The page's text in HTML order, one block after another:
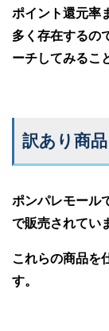
ポイント還元率
多く存在するの
ーチしてみるこ
訳あり商
ポンパレモール
で販売されてい
これらの商品を
す。